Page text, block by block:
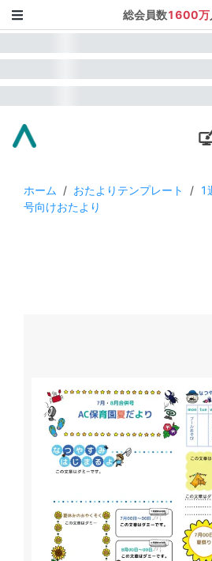
総会員数1600万
ホーム / おたよりテンプレート / 1
号向けおたより